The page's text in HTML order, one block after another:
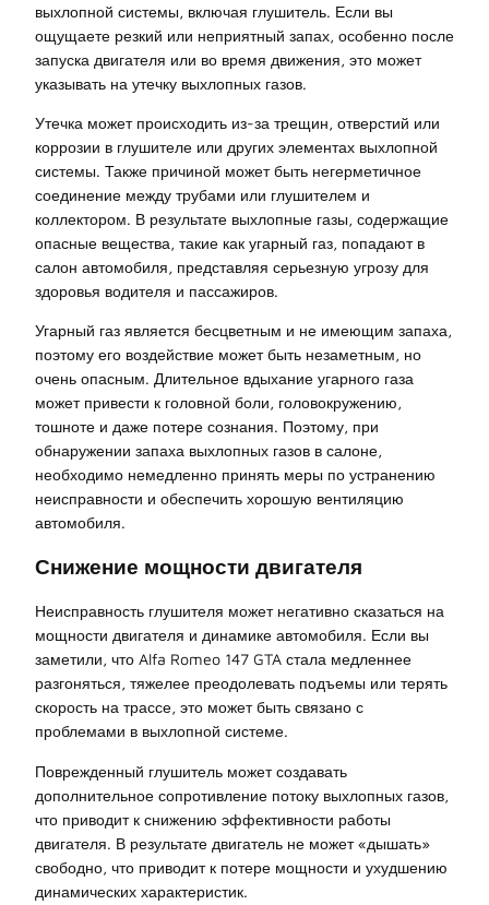
выхлопной системы, включая глушитель. Если вы
ощущаете резкий или неприятный запах, особенно после
запуска двигателя или во время движения, это может
указывать на утечку выхлопных газов.
Утечка может происходить из-за трещин, отверстий или
коррозии в глушителе или других элементах выхлопной
системы. Также причиной может быть негерметичное
соединение между трубами или глушителем и
коллектором. В результате выхлопные газы, содержащие
опасные вещества, такие как угарный газ, попадают в
салон автомобиля, представляя серьезную угрозу для
здоровья водителя и пассажиров.
Угарный газ является бесцветным и не имеющим запаха,
поэтому его воздействие может быть незаметным, но
очень опасным. Длительное вдыхание угарного газа
может привести к головной боли, головокружению,
тошноте и даже потере сознания. Поэтому, при
обнаружении запаха выхлопных газов в салоне,
необходимо немедленно принять меры по устранению
неисправности и обеспечить хорошую вентиляцию
автомобиля.
Снижение мощности двигателя
Неисправность глушителя может негативно сказаться на
мощности двигателя и динамике автомобиля. Если вы
заметили, что Alfa Romeo 147 GTA стала медленнее
разгоняться, тяжелее преодолевать подъемы или терять
скорость на трассе, это может быть связано с
проблемами в выхлопной системе.
Поврежденный глушитель может создавать
дополнительное сопротивление потоку выхлопных газов,
что приводит к снижению эффективности работы
двигателя. В результате двигатель не может «дышать»
свободно, что приводит к потере мощности и ухудшению
динамических характеристик.